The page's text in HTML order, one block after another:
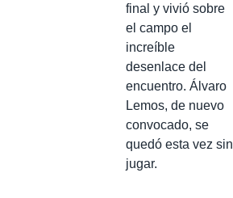
final y vivió sobre
el campo el
increíble
desenlace del
encuentro. Álvaro
Lemos, de nuevo
convocado, se
quedó esta vez sin
jugar.